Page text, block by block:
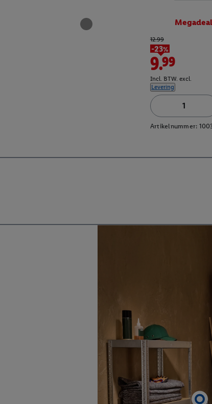
Megadeal
12.99
-23%
9.99
Incl. BTW. excl.
Levering
Artikelnummer: